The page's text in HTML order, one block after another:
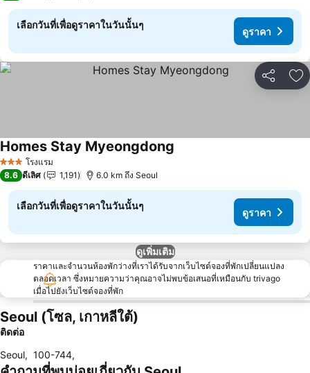
เลือกวันที่เพื่อดูราคาในวันนั้นๆ
ดูราคา
แชร์ เ
3 ดาว โรงแรม
Homes Stay Myeongdong
8.6 ดีเลิศ 1,191 6.0 km ถึง Seoul
เลือกวันที่เพื่อดูราคาในวันนั้นๆ
ดูราคา
ดูเพิ่มเติม
ราคาและจำนวนห้องพักว่างที่เราได้รับจากเว็บไซต์จองที่พักเปลี่ยนแปลง
ตลอดเวลา ซึ่งหมายความว่าคุณอาจไม่พบข้อเสนอที่เหมือนกับ trivago
เมื่อไปยังเว็บไซต์จองที่พัก
Seoul (โซล, เกาหลีใต้)
ติดต่อ
Seoul, 100-744,